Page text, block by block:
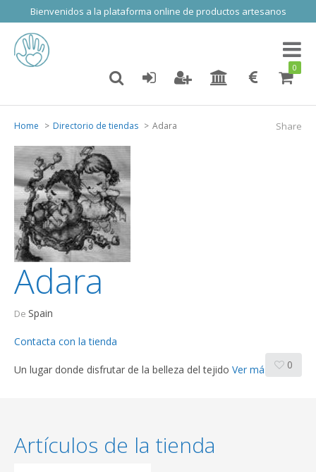
Bienvenidos a la plataforma online de productos artesanos
Toggle
0
Share
Home Directorio de tiendas Adara
Adara
De Spain
Contacta con la tienda
Un lugar donde disfrutar de la belleza del tejido Ver más 0
Artículos de la tienda